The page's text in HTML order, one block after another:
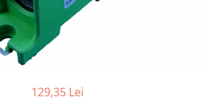
129,35 Lei